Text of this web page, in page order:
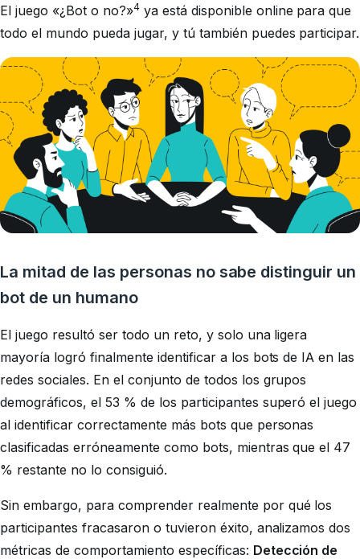
El juego «¿Bot o no?»4ya está disponible online para que
todo el mundo pueda jugar, y tú también puedes participar.
La mitad de las personas no sabe distinguir un
bot de un humano
El juego resultó ser todo un reto, y solo una ligera
mayoría logró finalmente identificar a los bots de IA en las
redes sociales. En el conjunto de todos los grupos
demográficos, el 53 % de los participantes superó el juego
al identificar correctamente más bots que personas
clasificadas erróneamente como bots, mientras que el 47
% restante no lo consiguió.
Sin embargo, para comprender realmente por qué los
participantes fracasaron o tuvieron éxito, analizamos dos
métricas de comportamiento específicas: Detección de